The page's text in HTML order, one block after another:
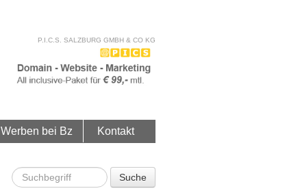
P.I.C.S. SALZBURG GMBH & CO KG
Werben bei Bz Kontakt
Suche